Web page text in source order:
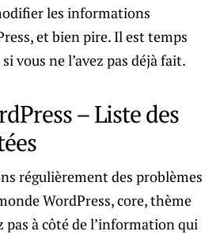
les informations
et bien pire. Il est temps
vous ne l’avez pas déjà fait.
– Liste des
régulièrement des problèmes
WordPress, core, thème
pas à côté de l’information qui